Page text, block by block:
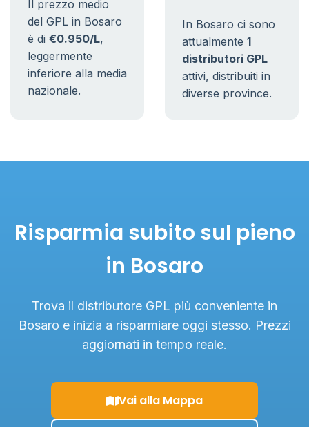
Il prezzo medio
del GPL in Bosaro
è di €0.950/L,
leggermente
inferiore alla media
nazionale.
In Bosaro ci sono
attualmente 1
distributori GPL
attivi, distribuiti in
diverse province.
Risparmia subito sul pieno
in Bosaro
Trova il distributore GPL più conveniente in
Bosaro e inizia a risparmiare oggi stesso. Prezzi
aggiornati in tempo reale.
Vai alla Mappa